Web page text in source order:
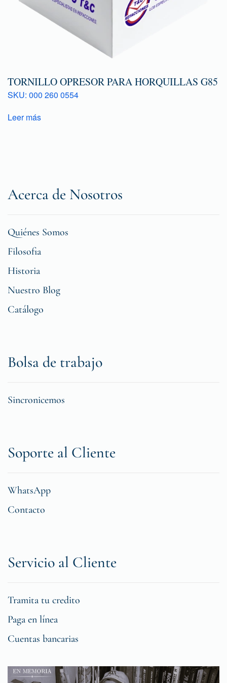
TORNILLO OPRESOR PARA HORQUILLAS G85
SKU: 000 260 0554
Leer más
Acerca de Nosotros
Quiénes Somos
Filosofia
Historia
Nuestro Blog
Catálogo
Bolsa de trabajo
Sincronicemos
Soporte al Cliente
WhatsApp
Contacto
Servicio al Cliente
Tramita tu credito
Paga en línea
Cuentas bancarias